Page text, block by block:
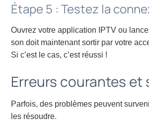
Étape 5 : Testez la
Ouvrez votre application IPTV ou
son doit maintenant sortir par votre
Si c’est le cas, c’est réussi !
Erreurs courantes
Parfois, des problèmes peuvent
les résoudre.